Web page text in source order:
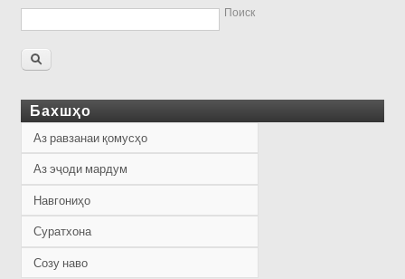
Поиск
Бахшҳо
Аз равзанаи қомусҳо
Аз эҷоди мардум
Навгониҳо
Суратхона
Созу наво